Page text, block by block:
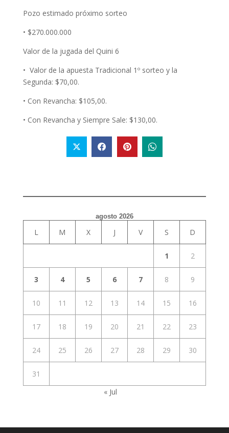
Pozo estimado próximo sorteo
• $270.000.000
Valor de la jugada del Quini 6
• Valor de la apuesta Tradicional 1º sorteo y la
Segunda: $70,00.
• Con Revancha: $105,00.
• Con Revancha y Siempre Sale: $130,00.
agosto 2026
L M X J V S D
1 2
3 4 5 6 7 8 9
10 11 12 13 14 15 16
17 18 19 20 21 22 23
24 25 26 27 28 29 30
31
« Jul